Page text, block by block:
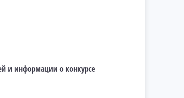
и информации о конкурсе